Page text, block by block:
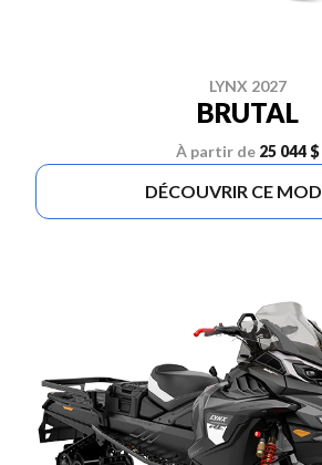
LYNX 2027
BRUTAL
À partir de 25 044 $
DÉCOUVRIR CE